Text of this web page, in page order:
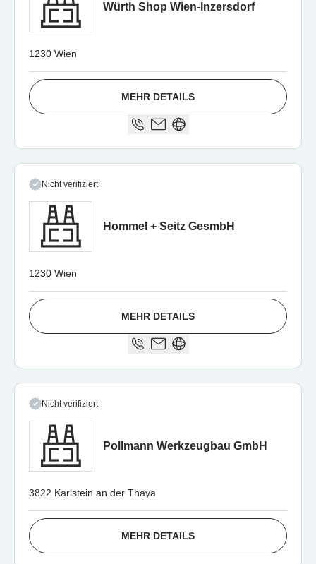
Würth Shop Wien-Inzersdorf
1230 Wien
MEHR DETAILS
Nicht verifiziert
Hommel + Seitz GesmbH
1230 Wien
MEHR DETAILS
Nicht verifiziert
Pollmann Werkzeugbau GmbH
3822 Karlstein an der Thaya
MEHR DETAILS